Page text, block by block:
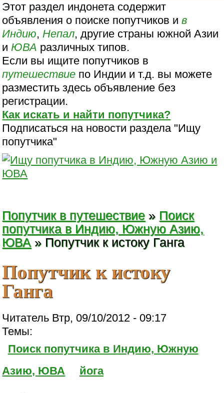
Этот раздел индонета содержит
объявления о поиске попутчиков ив
Индию,Непал, другие страны южной Азии
иЮВА различных типов.
Если вы ищите попутчиков в
путешествие по Индии и т.д. вы можете
разместить здесь объявление без
регистрации.
Как искать и найти попутчика?
Подписаться на новости раздела "Ищу
попутчика"
Попутчик в путешествие » Поиск
попутчика в Индию, Южную Азию,
ЮВА » Попутчик к истоку Ганга
Попутчик к истоку
Ганга
Читатель Втр, 09/10/2012 - 09:17
Темы:
Поиск попутчика в Индию, Южную
Азию, ЮВА
йога